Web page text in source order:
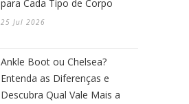
para Cada Tipo de Corpo
25 Jul 2026
Ankle Boot ou Chelsea?
Entenda as Diferenças e
Descubra Qual Vale Mais a